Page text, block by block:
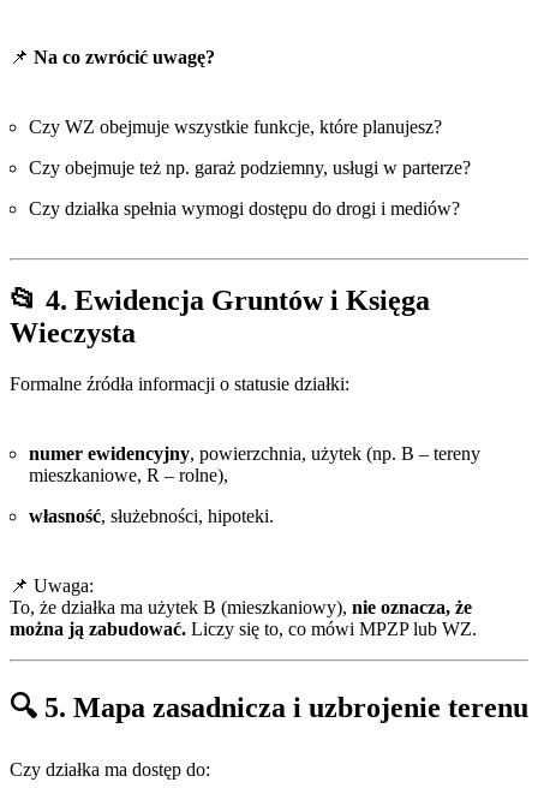
📌 Na co zwrócić uwagę?
Czy WZ obejmuje wszystkie funkcje, które planujesz?
Czy obejmuje też np. garaż podziemny, usługi w parterze?
Czy działka spełnia wymogi dostępu do drogi i mediów?
📂 4. Ewidencja Gruntów i Księga
Wieczysta
Formalne źródła informacji o statusie działki:
numer ewidencyjny, powierzchnia, użytek (np. B – tereny
mieszkaniowe, R – rolne),
własność, służebności, hipoteki.
📌 Uwaga:
To, że działka ma użytek B (mieszkaniowy), nie oznacza, że
można ją zabudować. Liczy się to, co mówi MPZP lub WZ.
🔍 5. Mapa zasadnicza i uzbrojenie terenu
Czy działka ma dostęp do: